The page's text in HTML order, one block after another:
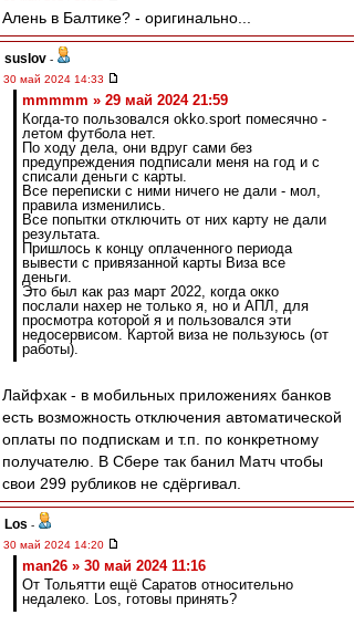
Алень в Балтике? - оригинально...
suslov -
30 май 2024 14:33
mmmmm » 29 май 2024 21:59
Когда-то пользовался okko.sport помесячно -
летом футбола нет.
По ходу дела, они вдруг сами без
предупреждения подписали меня на год и с
списали деньги с карты.
Все переписки с ними ничего не дали - мол,
правила изменились.
Все попытки отключить от них карту не дали
результата.
Пришлось к концу оплаченного периода
вывести с привязанной карты Виза все
деньги.
Это был как раз март 2022, когда окко
послали нахер не только я, но и АПЛ, для
просмотра которой я и пользовался эти
недосервисом. Картой виза не пользуюсь (от
работы).
Лайфхак - в мобильных приложениях банков
есть возможность отключения автоматической
оплаты по подпискам и т.п. по конкретному
получателю. В Сбере так банил Матч чтобы
свои 299 рубликов не сдёргивал.
Los -
30 май 2024 14:20
man26 » 30 май 2024 11:16
От Тольятти ещё Саратов относительно
недалеко. Los, готовы принять?